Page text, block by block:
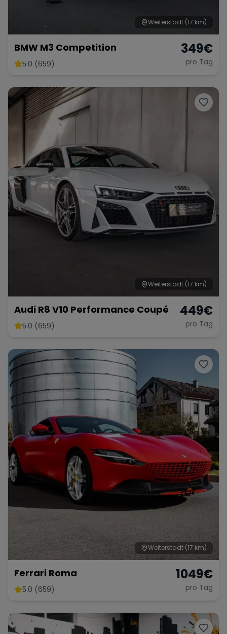
Weiterstadt (17 km)
BMW M3 Competition
5.0 (659)
349€
pro Tag
Weiterstadt (17 km)
Audi R8 V10 Performance Coupé
5.0 (659)
449€
pro Tag
Weiterstadt (17 km)
Ferrari Roma
5.0 (659)
1049€
pro Tag